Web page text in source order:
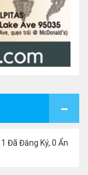
Đã Đăng Ký, 0 Ẩn